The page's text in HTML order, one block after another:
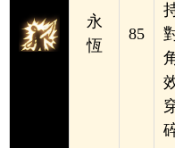
永
恆
85